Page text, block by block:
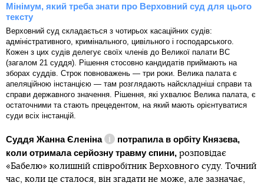
Мінімум, який треба знати про Верховний суд для цього
тексту
Верховний суд складається з чотирьох касаційних судів:
адміністративного, кримінального, цивільного і господарського.
Кожен з цих судів делегує своїх членів до Великої палати ВС
(загалом 21 суддя). Рішення стосовно кандидатів приймають на
зборах суддів. Строк повноважень — три роки. Велика палата є
апеляційною інстанцією — там розглядають найскладніші справи та
справи державного значення. Рішення, які ухвалює Велика палата, є
остаточними та стають прецедентом, на який мають орієнтуватися
суди всіх інстанцій.
Суддя Жанна Єленіна
Довідка
потрапила в орбіту Князєва,
коли отримала серйозну травму спини, розповідає
«Бабелю» колишній співробітник Верховного суду. Точний
час, коли це сталося, він згадати не може, але зазначає,